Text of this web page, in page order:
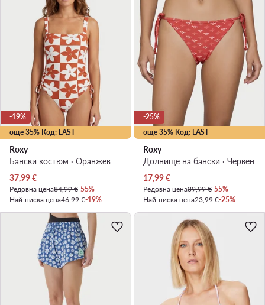
още 35% Код: LAST
-19%
Roxy
Бански костюм · Оранжев
Актуална цена
37,99€
Редовна цена84,99 €-55%
Най-ниска цена46,99 €-19%
още 35% Код: LAST
-25%
Roxy
Долнище на бански · Червен
Актуална цена
17,99€
Редовна цена39,99 €-55%
Най-ниска цена23,99 €-25%